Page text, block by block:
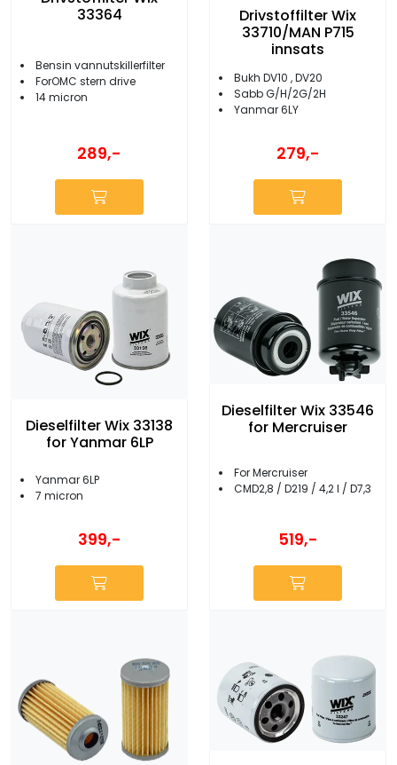
33364
Bensin vannutskillerfilter
ForOMC stern drive
14 micron
289,-
Drivstoffilter Wix
33710/MAN P715
innsats
Bukh DV10 , DV20
Sabb G/H/2G/2H
Yanmar 6LY
279,-
Dieselfilter Wix 33138
for Yanmar 6LP
Yanmar 6LP
7 micron
399,-
Dieselfilter Wix 33546
for Mercruiser
For Mercruiser
CMD2,8 / D219 / 4,2 l / D7,3
519,-